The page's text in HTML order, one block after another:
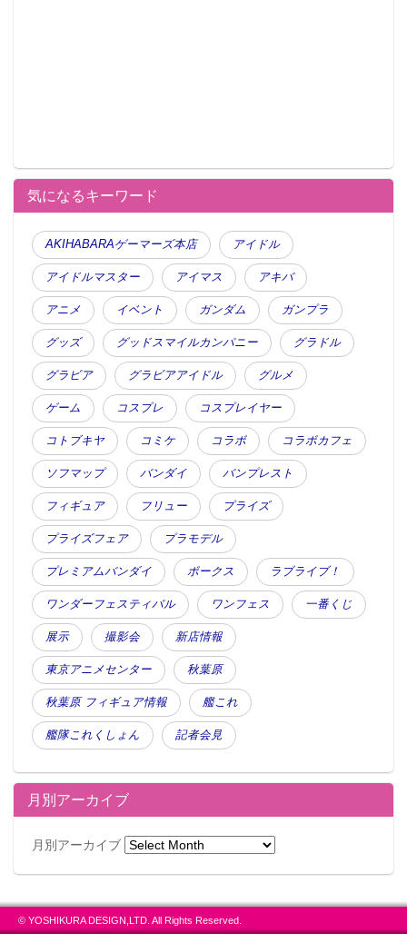
気になるキーワード
AKIHABARAゲーマーズ本店 アイドル
アイドルマスター アイマス アキバ
アニメ イベント ガンダム ガンプラ
グッズ グッドスマイルカンパニー グラドル
グラビア グラビアアイドル グルメ
ゲーム コスプレ コスプレイヤー
コトブキヤ コミケ コラボ コラボカフェ
ソフマップ バンダイ バンプレスト
フィギュア フリュー プライズ
プライズフェア プラモデル
プレミアムバンダイ ボークス ラブライブ！
ワンダーフェスティバル ワンフェス 一番くじ
展示 撮影会 新店情報
東京アニメセンター 秋葉原
秋葉原 フィギュア情報 艦これ
艦隊これくしょん 記者会見
月別アーカイブ
月別アーカイブ
© YOSHIKURA DESIGN,LTD. All Rights Reserved.